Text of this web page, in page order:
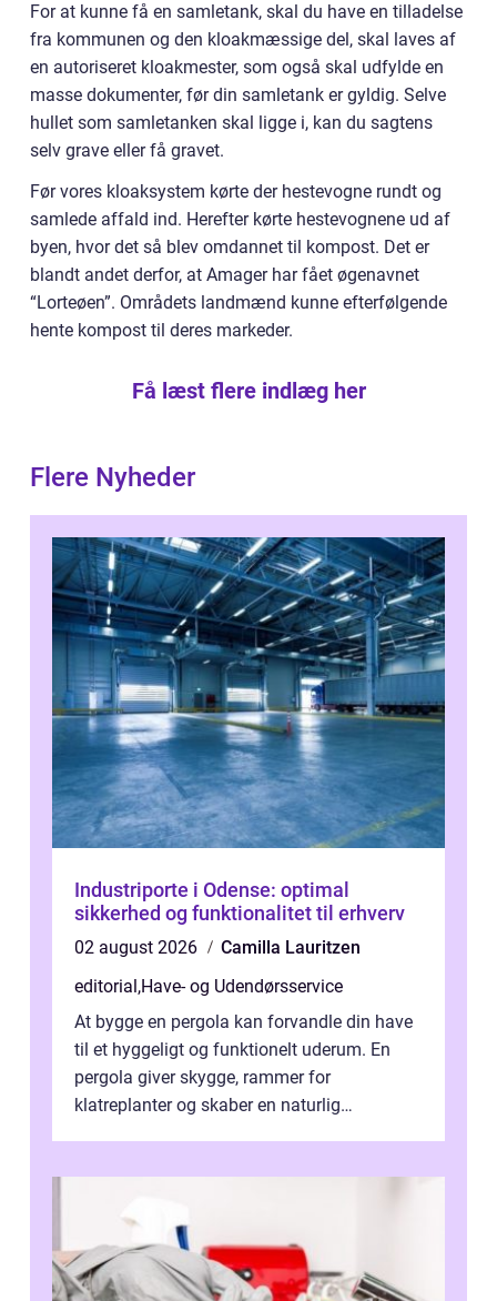
For at kunne få en samletank, skal du have en tilladelse
fra kommunen og den kloakmæssige del, skal laves af
en autoriseret kloakmester, som også skal udfylde en
masse dokumenter, før din samletank er gyldig. Selve
hullet som samletanken skal ligge i, kan du sagtens
selv grave eller få gravet.
Før vores kloaksystem kørte der hestevogne rundt og
samlede affald ind. Herefter kørte hestevognene ud af
byen, hvor det så blev omdannet til kompost. Det er
blandt andet derfor, at Amager har fået øgenavnet
“Lorteøen”. Områdets landmænd kunne efterfølgende
hente kompost til deres markeder.
Få læst flere indlæg her
Flere Nyheder
Industriporte i Odense: optimal
sikkerhed og funktionalitet til erhverv
02 august 2026
Camilla Lauritzen
editorial ,Have- og Udendørsservice
At bygge en pergola kan forvandle din have
til et hyggeligt og funktionelt uderum. En
pergola giver skygge, rammer for
klatreplanter og skaber en naturlig